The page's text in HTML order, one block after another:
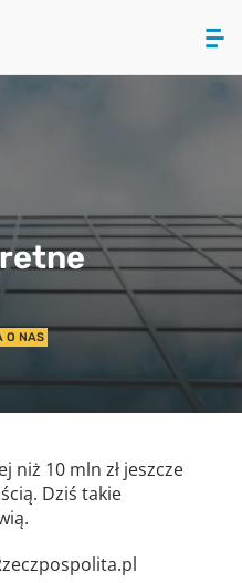
O NAS
KONTAKT
O NAS
niż 10 mln zł jeszcze
Dziś takie